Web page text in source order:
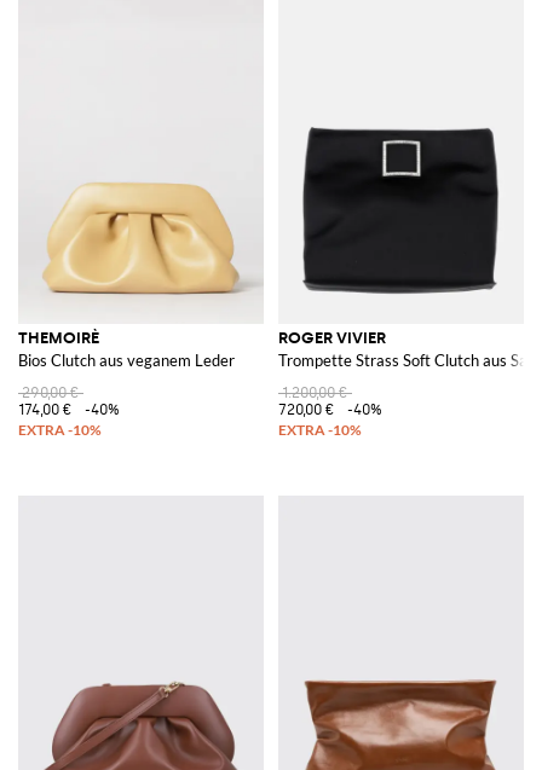
THEMOIRÈ
Bios Clutch aus veganem Leder
290,00 €
174,00 €
-40%
ROGER VIVIER
Trompette Strass Soft Clutch aus
1.200,00 €
720,00 €
-40%